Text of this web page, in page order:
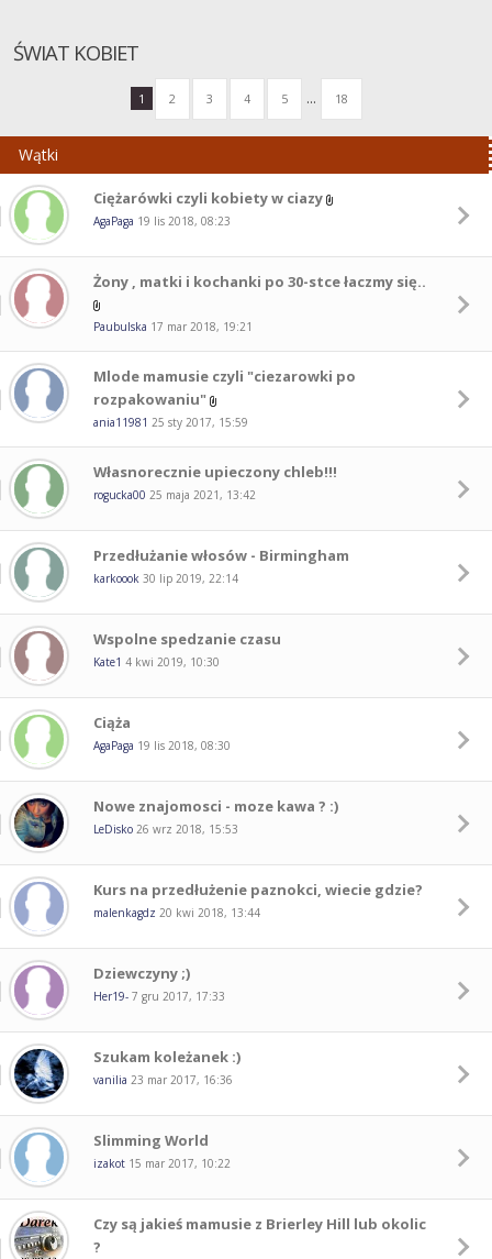
ŚWIAT KOBIET
1 2 3 4 5 ... 18
Wątki
Ciężarówki czyli kobiety w ciazy
AgaPaga 19 lis 2018, 08:23
Żony , matki i kochanki po 30-stce łaczmy się..
Paubulska 17 mar 2018, 19:21
Mlode mamusie czyli "ciezarowki po
rozpakowaniu"
ania11981 25 sty 2017, 15:59
Własnorecznie upieczony chleb!!!
rogucka00 25 maja 2021, 13:42
Przedłużanie włosów - Birmingham
karkoook 30 lip 2019, 22:14
Wspolne spedzanie czasu
Kate1 4 kwi 2019, 10:30
Ciąża
AgaPaga 19 lis 2018, 08:30
Nowe znajomosci - moze kawa ? :)
LeDisko 26 wrz 2018, 15:53
Kurs na przedłużenie paznokci, wiecie gdzie?
malenkagdz 20 kwi 2018, 13:44
Dziewczyny ;)
Her19- 7 gru 2017, 17:33
Szukam koleżanek :)
vanilia 23 mar 2017, 16:36
Slimming World
izakot 15 mar 2017, 10:22
Czy są jakieś mamusie z Brierley Hill lub okolic
?